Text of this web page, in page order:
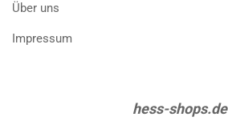
Über uns
Impressum
hess-shops.de